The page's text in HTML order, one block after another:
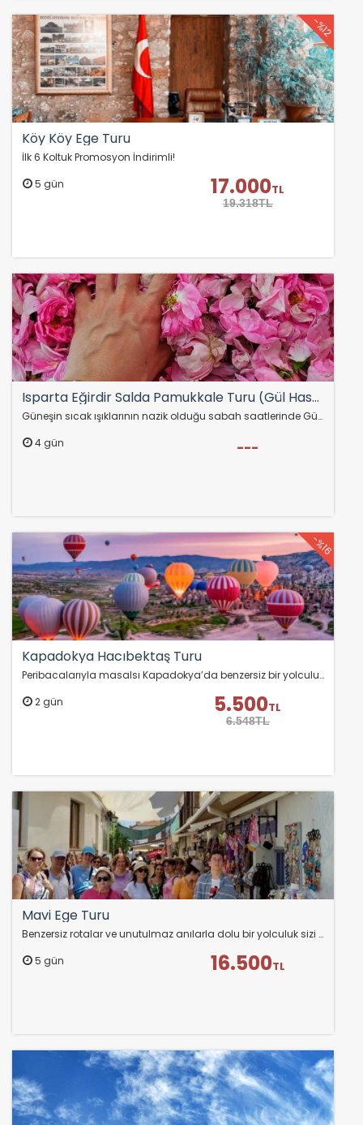
Köy Köy Ege Turu
İlk 6 Koltuk Promosyon İndirimli!
-%12
5 gün 17.000TL
19.318TL
Isparta Eğirdir Salda Pamukkale Turu (Gül Hasadı)
Güneşin sıcak ışıklarının nazik olduğu sabah saatlerinde Güneykent Kasabası'na ulaşıyoruz. Gül kokulu kasabada bu özel anı paylaşarak, kendi ellerimizle topladığımız…
4 gün
---
Kapadokya Hacıbektaş Turu
Peribacalarıyla masalsı Kapadokya’da benzersiz bir yolculuğa çıkarken, Anadolu irfanının önemli duraklarından Hacıbektaş-ı Veli Dergâhı’nı ziyaret ediyoruz.
-%16
2 gün 5.500TL
6.548TL
Mavi Ege Turu
Benzersiz rotalar ve unutulmaz anılarla dolu bir yolculuk sizi bekliyor. Mavi ve yeşilin kucaklaştığı bu özel turda Ege’yi keşfetmenin en keyifli haliyle tanışın!…
5 gün
16.500TL